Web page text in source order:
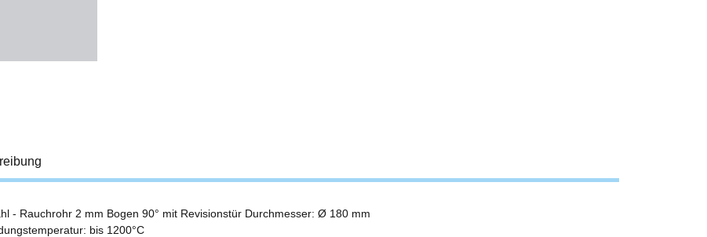
- Rauchrohr 2 mm Bogen 90° mit Revisionstür Durchmesser: Ø 180 mm
bis 1200°C